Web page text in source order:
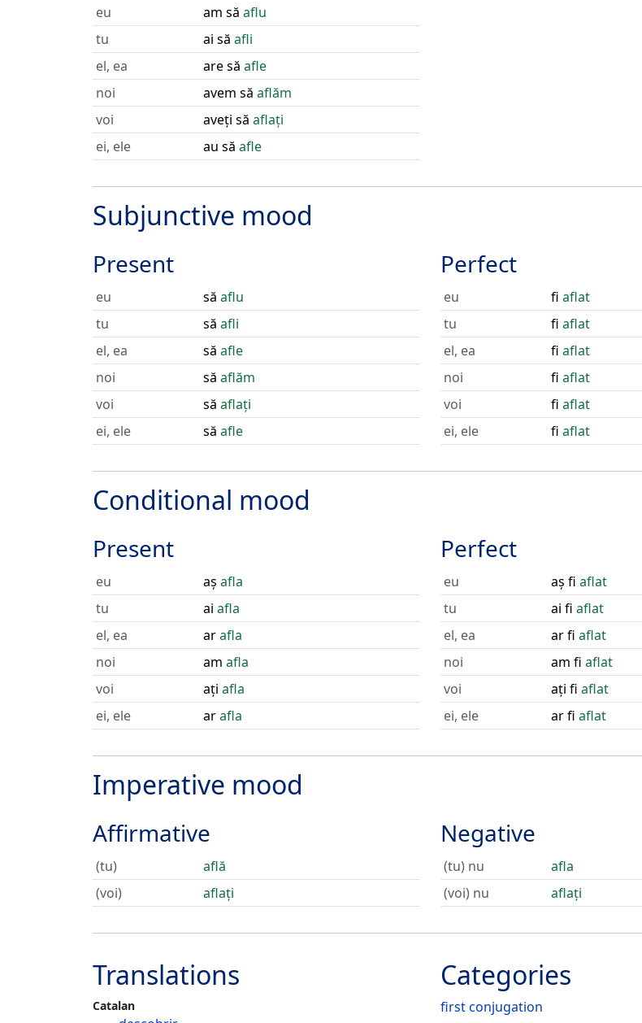
eu am să aflu
tu
ai să afli
el, ea
are să afle
noi
avem să aflăm
voi
aveți să aflați
ei, ele
au să afle
Subjunctive mood
Present
eu să aflu
tu
să afli
el, ea
să afle
noi
să aflăm
voi
să aflați
ei, ele
să afle
Perfect
eu fi aflat
tu
fi aflat
el, ea
fi aflat
noi
fi aflat
voi
fi aflat
ei, ele
fi aflat
Conditional mood
Present
eu aș afla
tu
ai afla
el, ea
arafla
noi
am afla
voi
ați afla
ei, ele
arafla
Perfect
eu aș fi aflat
tu
ai fi aflat
el, ea
ar fi aflat
noi
am fi aflat
voi
ați fi aflat
ei, ele
ar fi aflat
Imperative mood
Affirmative
(tu)
află
(voi)
aflați
Negative
(tu) nu
afla
(voi) nu
aflați
Categories
first conjugation
Translations
Catalan